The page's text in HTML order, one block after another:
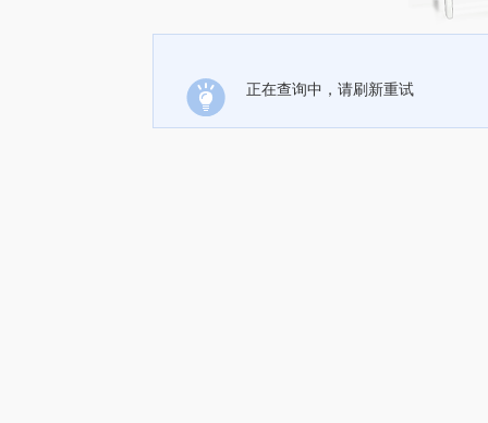
正在查询中，请刷新重试